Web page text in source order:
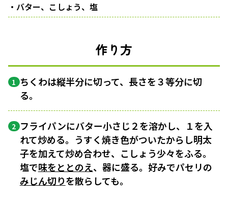
・バター、こしょう、塩
作り方
1 ちくわは縦半分に切って、長さを３等分に切
る。
2 フライパンにバター小さじ２を溶かし、１を入
れて炒める。うすく焼き色がついたからし明太
子を加えて炒め合わせ、こしょう少々をふる。
塩で味をととのえ、器に盛る。好みでパセリの
みじん切りを散らしても。